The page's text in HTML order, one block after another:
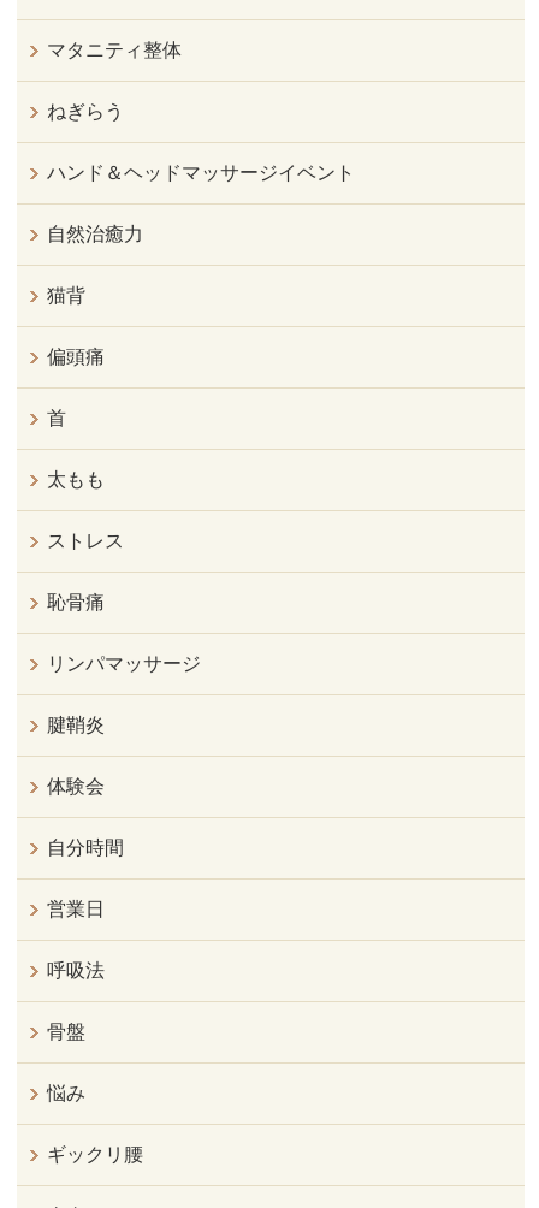
マタニティ整体
ねぎらう
ハンド＆ヘッドマッサージイベント
自然治癒力
猫背
偏頭痛
首
太もも
ストレス
恥骨痛
リンパマッサージ
腱鞘炎
体験会
自分時間
営業日
呼吸法
骨盤
悩み
ギックリ腰